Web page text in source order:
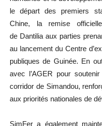
le départ des premiers
Chine, la remise
de Dantilia aux parties
au lancement du Centre
publiques de Guinée. En
avec l’AGER pour
corridor de Simandou,
aux priorités nationales de
SimFer a également